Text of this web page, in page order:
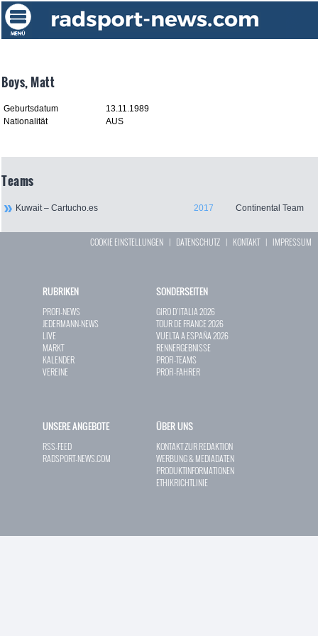
Boys, Matt
Geburtsdatum
13.11.1989
Nationalität
AUS
Teams
Kuwait – Cartucho.es 2017 Continental Team
COOKIE EINSTELLUNGEN | DATENSCHUTZ | KONTAKT| IMPRESSUM
RUBRIKEN
PROFI-NEWS
JEDERMANN-NEWS
LIVE
MARKT
KALENDER
VEREINE
SONDERSEITEN
GIRO D`ITALIA 2026
TOUR DE FRANCE 2026
VUELTA A ESPAÑA 2026
RENNERGEBNISSE
PROFI-TEAMS
PROFI-FAHRER
UNSERE ANGEBOTE
RSS-FEED
RADSPORT-NEWS.COM
ÜBER UNS
KONTAKT ZUR REDAKTION
WERBUNG & MEDIADATEN
PRODUKTINFORMATIONEN
ETHIKRICHTLINIE